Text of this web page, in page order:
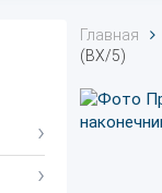
Главная
(BX/5)